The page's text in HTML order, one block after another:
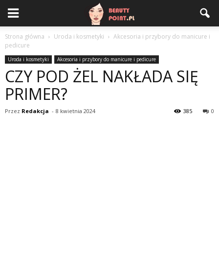
Strona główna Uroda i kosmetyki
Akcesoria i przybory do manicure i
pedicure
Uroda i kosmetyki Akcesoria i przybory do manicure i pedicure
CZY POD ŻEL NAKŁADA SIĘ
PRIMER?
Przez Redakcja - 8 kwietnia 2024 0
385